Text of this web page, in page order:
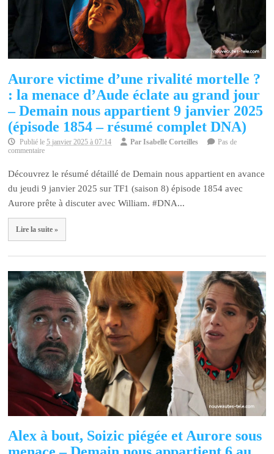
Aurore victime d’une rivalité mortelle ?
: la menace d’Aude éclate au grand jour
– Demain nous appartient 9 janvier 2025
(épisode 1854 – résumé complet DNA)
Publié le5 janvier 2025 à 07:14 ParIsabelle Corteilles
Pas de
commentaire
Découvrez le résumé détaillé de Demain nous appartient en avance
du jeudi 9 janvier 2025 sur TF1 (saison 8) épisode 1854 avec
Aurore prête à discuter avec William. #DNA...
Lire la suite »
Alex à bout, Soizic piégée et Aurore sous